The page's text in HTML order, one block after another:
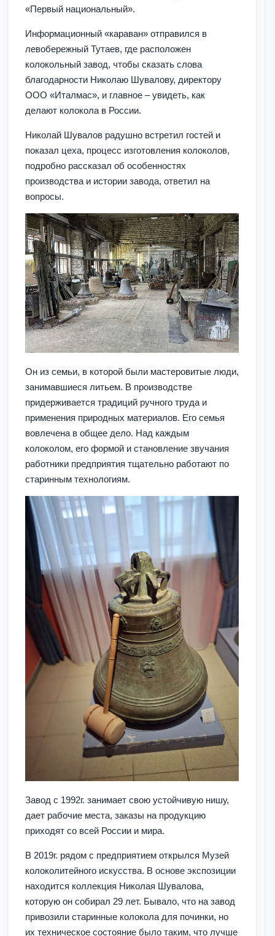
«Первый национальный».
Информационный «караван» отправился в
левобережный Тутаев, где расположен
колокольный завод, чтобы сказать слова
благодарности Николаю Шувалову, директору
ООО «Италмас», и главное – увидеть, как
делают колокола в России.
Николай Шувалов радушно встретил гостей и
показал цеха, процесс изготовления колоколов,
подробно рассказал об особенностях
производства и истории завода, ответил на
вопросы.
Он из семьи, в которой были мастеровитые люди,
занимавшиеся литьем. В производстве
придерживается традиций ручного труда и
применения природных материалов. Его семья
вовлечена в общее дело. Над каждым
колоколом, его формой и становление звучания
работники предприятия тщательно работают по
старинным технологиям.
Завод с 1992г. занимает свою устойчивую нишу,
дает рабочие места, заказы на продукцию
приходят со всей России и мира.
В 2019г. рядом с предприятием открылся Музей
колоколитейного искусства. В основе экспозиции
находится коллекция Николая Шувалова,
которую он собирал 29 лет. Бывало, что на завод
привозили старинные колокола для починки, но
их техническое состояние было таким, что лучше